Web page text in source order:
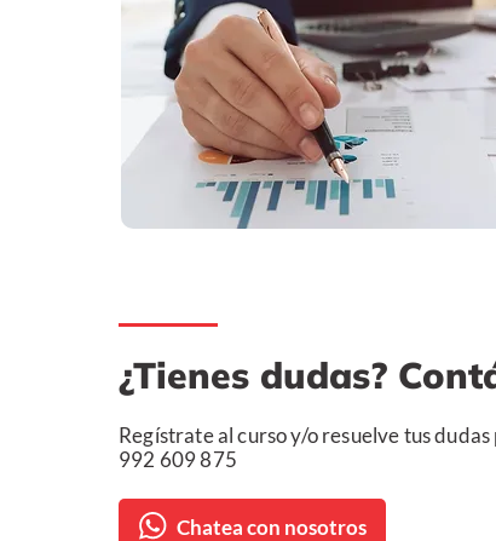
¿Tienes dudas?
Regístrate al curso y/o resuelve tus
992 609 875
Chatea con nosotros